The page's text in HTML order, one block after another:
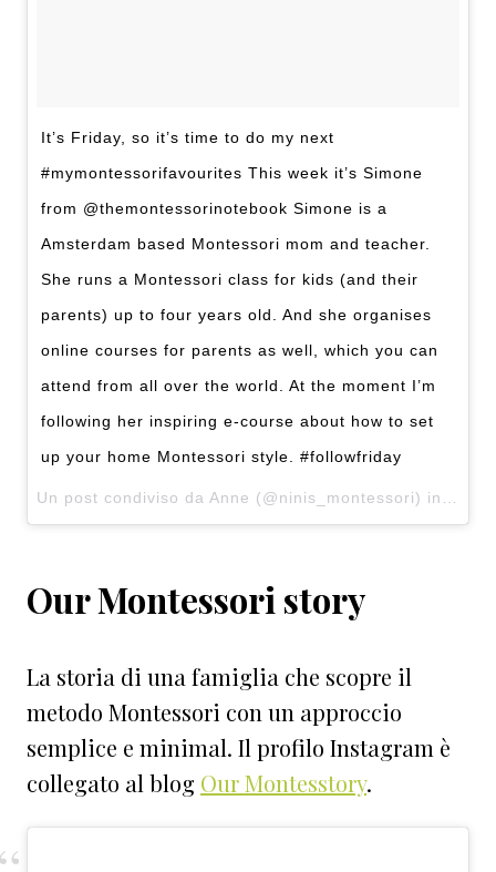
It’s Friday, so it’s time to do my next
#mymontessorifavourites This week it’s Simone
from @themontessorinotebook Simone is a
Amsterdam based Montessori mom and teacher.
She runs a Montessori class for kids (and their
parents) up to four years old. And she organises
online courses for parents as well, which you can
attend from all over the world. At the moment I’m
following her inspiring e-course about how to set
up your home Montessori style. #followfriday
Our Montessori story
La storia di una famiglia che scopre il
metodo Montessori con un approccio
semplice e minimal. Il profilo Instagram è
collegato al blog Our Montesstory.